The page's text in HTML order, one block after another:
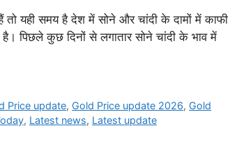
यही समय है देश में सोने और चांदी के दामों में काफी
पिछले कुछ दिनों से लगातार सोने चांदी के भाव में
Price update, Gold Price update 2026, Gold
, Latest news, Latest update